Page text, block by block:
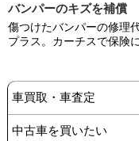
バンパーのキズを補償
傷つけたバンパーの修理
プラス。カーチスで保険
車買取・車査定
中古車を買いたい